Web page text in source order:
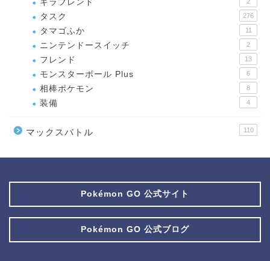
キラフレンド
タスク 276
タマゴふか 11
ニンテンドースイッチ 2
フレンド 13
モンスターボール Plus 6
相棒ポケモン 8
装備 4
マックスバトル 110
Pokémon GO 公式サイト
Pokémon GO 公式ブログ